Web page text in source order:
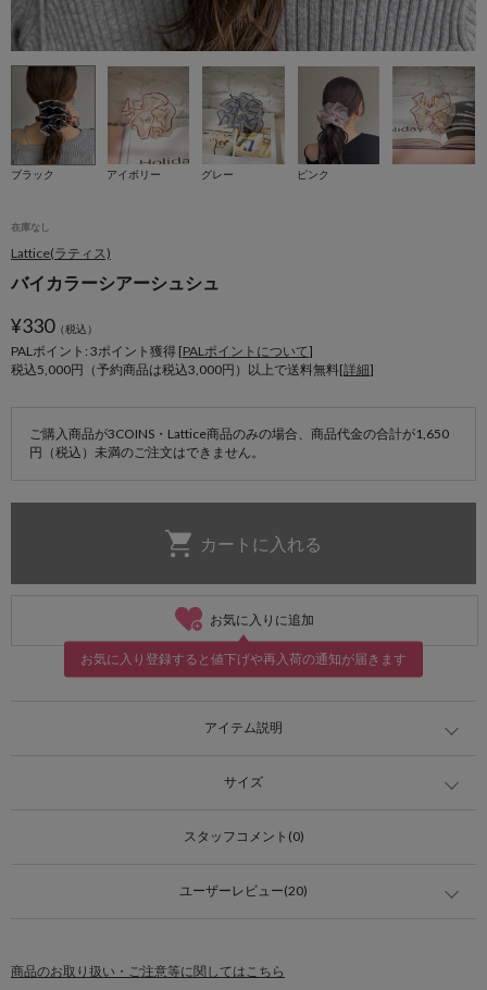
ブラック アイボリー グレー ピンク
在庫なし
Lattice(ラティス)
バイカラーシアーシュシュ
¥330（税込）
PALポイント: 3ポイント獲得 [PALポイントについて]
税込5,000円（予約商品は税込3,000円）以上で送料無料[詳細]
ご購入商品が3COINS・Lattice商品のみの場合、商品代金の合計が1,650
円（税込）未満のご注文はできません。
お気に入りに追加
お気に入り登録すると値下げや再入荷の通知が届きます
アイテム説明
サイズ
スタッフコメント(0)
ユーザーレビュー(20)
商品のお取り扱い・ご注意等に関してはこちら